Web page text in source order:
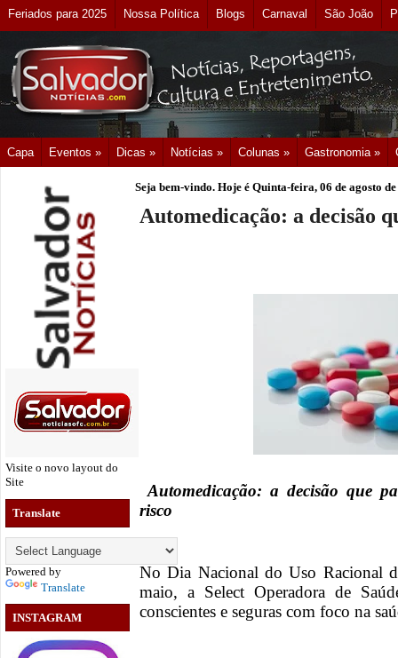
Feriados para 2025 Nossa Política Blogs Carnaval São João
Capa Eventos » Dicas » Notícias » Colunas » Gastronomia »
Visite o novo layout do
Site
Translate
Powered by
Translate
INSTAGRAM
Seja bem-vindo. Hoje é Quinta-feira, 06 de agosto
Automedicação: a decisão
Automedicação: a decisão que
risco
No Dia Nacional do Uso Racional
maio, a Select Operadora de
conscientes e seguras com foco na